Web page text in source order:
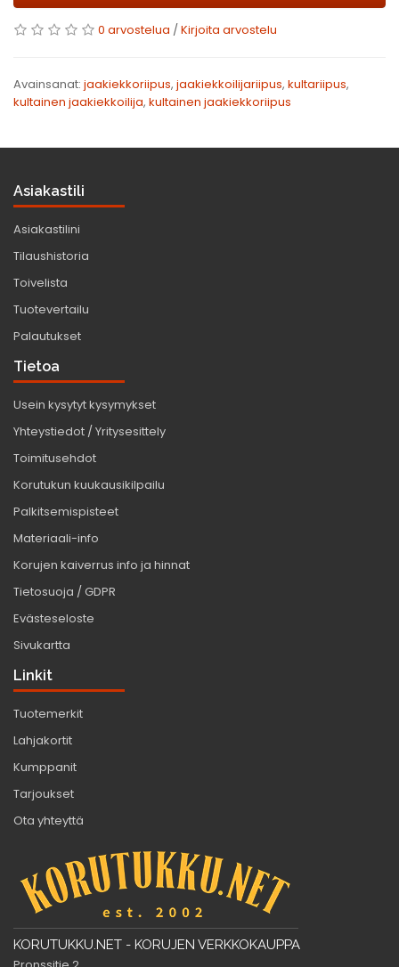
0 arvostelua /Kirjoita arvostelu
Avainsanat: jaakiekkoriipus, jaakiekkoilijariipus, kultariipus,
kultainen jaakiekkoilija, kultainen jaakiekkoriipus
Asiakastili
Asiakastilini
Tilaushistoria
Toivelista
Tuotevertailu
Palautukset
Tietoa
Usein kysytyt kysymykset
Yhteystiedot / Yritysesittely
Toimitusehdot
Korutukun kuukausikilpailu
Palkitsemispisteet
Materiaali-info
Korujen kaiverrus info ja hinnat
Tietosuoja / GDPR
Evästeseloste
Sivukartta
Linkit
Tuotemerkit
Lahjakortit
Kumppanit
Tarjoukset
Ota yhteyttä
KORUTUKKU.NET - KORUJEN VERKKOKAUPPA